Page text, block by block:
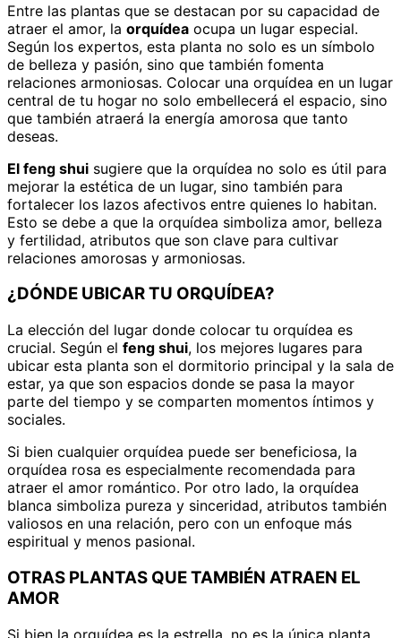
Entre las plantas que se destacan por su capacidad de
atraer el amor, la orquídea ocupa un lugar especial.
Según los expertos, esta planta no solo es un símbolo
de belleza y pasión, sino que también fomenta
relaciones armoniosas. Colocar una orquídea en un lugar
central de tu hogar no solo embellecerá el espacio, sino
que también atraerá la energía amorosa que tanto
deseas.
El feng shui sugiere que la orquídea no solo es útil para
mejorar la estética de un lugar, sino también para
fortalecer los lazos afectivos entre quienes lo habitan.
Esto se debe a que la orquídea simboliza amor, belleza
y fertilidad, atributos que son clave para cultivar
relaciones amorosas y armoniosas.
¿DÓNDE UBICAR TU ORQUÍDEA?
La elección del lugar donde colocar tu orquídea es
crucial. Según el feng shui, los mejores lugares para
ubicar esta planta son el dormitorio principal y la sala de
estar, ya que son espacios donde se pasa la mayor
parte del tiempo y se comparten momentos íntimos y
sociales.
Si bien cualquier orquídea puede ser beneficiosa, la
orquídea rosa es especialmente recomendada para
atraer el amor romántico. Por otro lado, la orquídea
blanca simboliza pureza y sinceridad, atributos también
valiosos en una relación, pero con un enfoque más
espiritual y menos pasional.
OTRAS PLANTAS QUE TAMBIÉN ATRAEN EL
AMOR
Si bien la orquídea es la estrella, no es la única planta